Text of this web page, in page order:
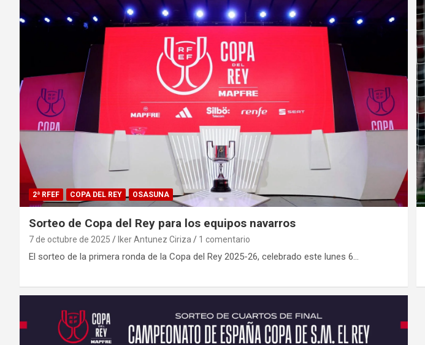
2ª RFEF COPA DEL REY OSASUNA
Sorteo de Copa del Rey para los equipos navarros
7 de octubre de 2025 Iker Antunez Ciriza 1 comentario
El sorteo de la primera ronda de la Copa del Rey 2025-26, celebrado este lunes 6…